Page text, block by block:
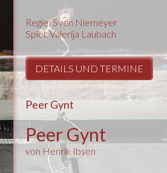
Regie: Sven Niemeyer
Spiel: Valerija Laubach
DETAILS UND TERMINE
Peer Gynt
Peer Gynt
von Henrik Ibsen